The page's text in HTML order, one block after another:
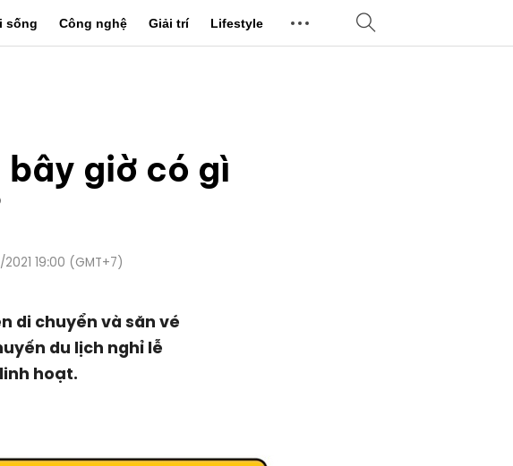
sống Công nghệ Giải trí Lifestyle
bây giờ có gì
19:00 (GMT+7)
di chuyển và săn vé
du lịch nghỉ lễ
hoạt.